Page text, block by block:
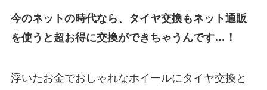
今のネットの時代なら、タイヤ交換もネット通販
を使うと超お得に交換ができちゃうんです…！
浮いたお金でおしゃれなホイールにタイヤ交換と